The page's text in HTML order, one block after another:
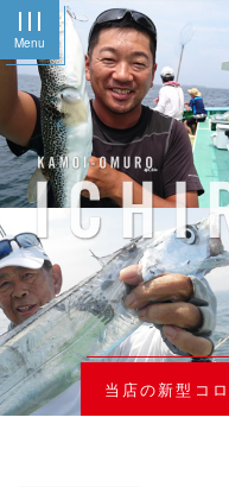
Menu
当店の新型コ